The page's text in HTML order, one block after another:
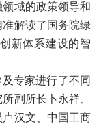
域的政策领导和
解读了国务院绿
新体系建设的智
专家进行了不同
副所长卜永祥、
汉文、中国工商